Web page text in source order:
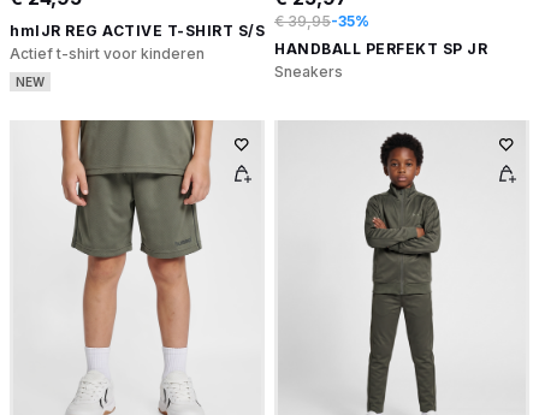
hmlJR REG ACTIVE T-SHIRT S/S
Actief t-shirt voor kinderen
NEW
€ 39,95-35%
HANDBALL PERFEKT SP JR
Sneakers